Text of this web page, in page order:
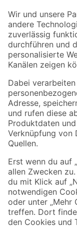
Der toom Newsletter:
Zur Newsletter
Folge uns
Zahlungsarten
Sicher einkaufen
Jetzt die toom-App